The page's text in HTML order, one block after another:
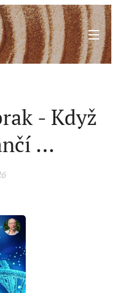
- Když
...